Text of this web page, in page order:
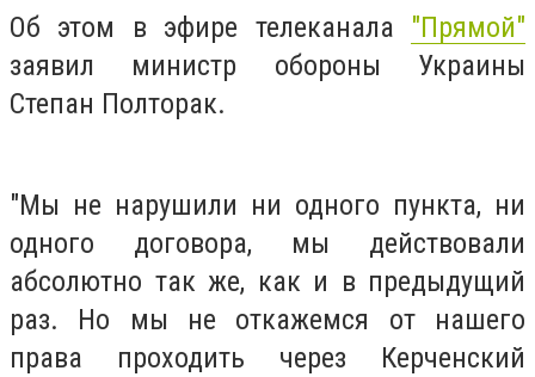
Об этом в эфире телеканала "Прямой"
заявил министр обороны Украины
Степан Полторак.
"Мы не нарушили ни одного пункта, ни
одного договора, мы действовали
абсолютно так же, как и в предыдущий
раз. Но мы не откажемся от нашего
права проходить через Керченский